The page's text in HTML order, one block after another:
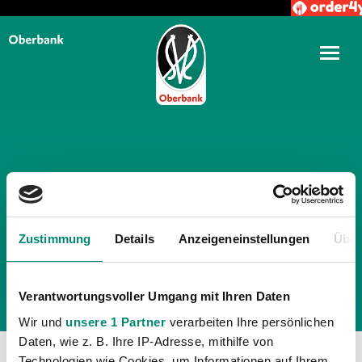
Zustimmung Details Anzeigeneinstellungen
Verantwortungsvoller Umgang mit Ihren Daten
Wir und unsere 1 Partner verarbeiten Ihre persönlichen
Daten, wie z. B. Ihre IP-Adresse, mithilfe von
TÄGLICHE ARCHIVE: 6.
MÄRZ 2024